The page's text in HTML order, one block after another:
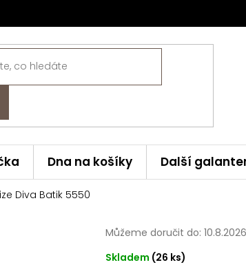
Dna na košíky Další
Diva Batik 5550
Skladem (26 ks)
Můžeme doručit do: 10.8.2026